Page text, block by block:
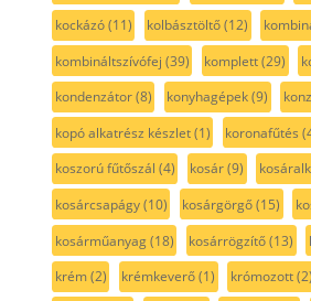
kockázó(11) kolbásztöltő(12)
kombináltszívófej (39) komplett(29)
kondenzátor(8) konyhagépek(9)
kopó alkatrész készlet(1) koronafűtés
koszorú fűtőszál (4) kosár(9)
kosárcsapágy(10) kosárgörgő(15)
kosárműanyag(18) kosárrögzítő(13)
krém(2) krémkeverő(1) krómozott(2)